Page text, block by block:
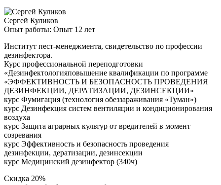
Сергей Куликов
Опыт работы: Опыт 12 лет
Институт пест-менеджмента, свидетельство по профессии
дезинфектора.
Курс профессиональной переподготовки
«Дезинфектологияповышение квалификации по программе
«ЭФФЕКТИВНОСТЬ И БЕЗОПАСНОСТЬ ПРОВЕДЕНИЯ
ДЕЗИНФЕКЦИИ, ДЕРАТИЗАЦИИ, ДЕЗИНСЕКЦИИ»
курс Фумигация (технология обеззараживания «Туман»)
курс Дезинфекция систем вентиляции и кондиционирования
воздуха
курс Защита аграрных культур от вредителей в момент
созревания
курс Эффективность и безопасность проведения
дезинфекции, дератизации, дезинсекции
курс Медицинский дезинфектор (340ч)
Скидка 20%